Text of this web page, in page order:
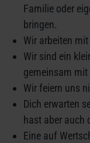
Familie oder
bringen.
Wir arbeiten
Wir sind ein
gemeinsam
Wir feiern uns
Dich erwarten
hast aber auch
Eine auf